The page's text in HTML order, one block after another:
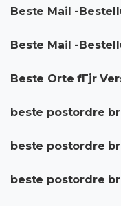
Beste Mail -
Beste Mail -
Beste Orte fГјr
beste postordre
beste postordre
beste postordre